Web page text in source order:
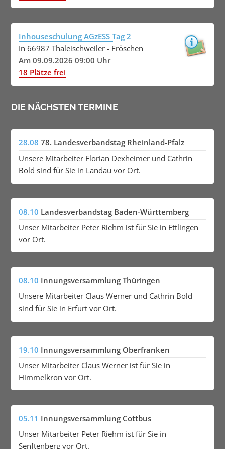
Inhouseschulung AGzESS Tag 2
In 66987 Thaleischweiler - Fröschen
Am 09.09.2026 09:00 Uhr
18 Plätze frei
DIE NÄCHSTEN TERMINE
28.08 78. Landesverbandstag Rheinland-Pfalz
Unsere Mitarbeiter Florian Dexheimer und Cathrin
Bold sind für Sie in Landau vor Ort.
08.10 Landesverbandstag Baden-Württemberg
Unser Mitarbeiter Peter Riehm ist für Sie in Ettlingen
vor Ort.
08.10 Innungsversammlung Thüringen
Unsere Mitarbeiter Claus Werner und Cathrin Bold
sind für Sie in Erfurt vor Ort.
19.10 Innungsversammlung Oberfranken
Unser Mitarbeiter Claus Werner ist für Sie in
Himmelkron vor Ort.
05.11 Innungsversammlung Cottbus
Unser Mitarbeiter Peter Riehm ist für Sie in
Senftenberg vor Ort.